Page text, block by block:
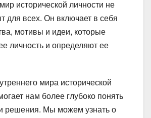
исторической личности не
для всех. Он включает в себя
мотивы и идеи, которые
личность и определяют ее
мира исторической
нам более глубоко понять
и решения. Мы можем узнать о